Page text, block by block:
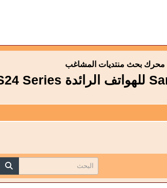
محرك بحث منتديات المشاغب